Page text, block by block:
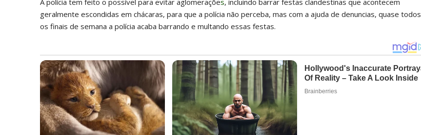
A polícia tem feito o possível para evitar aglomerações, incluindo barrar festas clandestinas que acontecem
geralmente escondidas em chácaras, para que a polícia não perceba, mas com a ajuda de denuncias, quase todos
os finais de semana a polícia acaba barrando e multando essas festas.